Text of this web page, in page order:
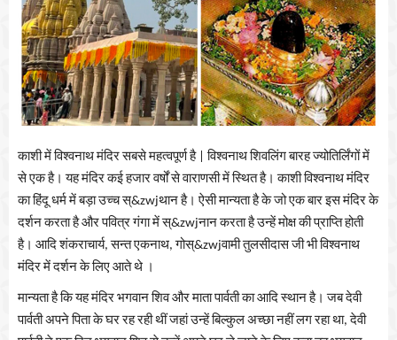
काशी में विश्वनाथ मंदिर सबसे महत्वपूर्ण है | विश्वनाथ शिवलिंग बारह ज्योतिर्लिंगों में
से एक है। यह मंदिर कई हजार वर्षों से वाराणसी में स्थित है। काशी विश्वनाथ मंदिर
का हिंदू धर्म में बड़ा उच्च स्&zwjथान है। ऐसी मान्यता है के जो एक बार इस मंदिर के
दर्शन करता है और पवित्र गंगा में स्&zwjनान करता है उन्हें मोक्ष की प्राप्ति होती
है। आदि शंकराचार्य, सन्त एकनाथ, गोस्&zwjवामी तुलसीदास जी भी विश्वनाथ
मंदिर में दर्शन के लिए आते थे ।
मान्यता है कि यह मंदिर भगवान शिव और माता पार्वती का आदि स्थान है। जब देवी
पार्वती अपने पिता के घर रह रही थीं जहां उन्हें बिल्कुल अच्छा नहीं लग रहा था, देवी